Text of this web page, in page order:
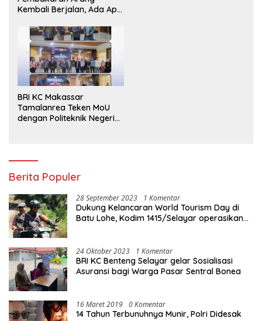
Kembali Berjalan, Ada Apa
Aturan?
BRI KC Makassar
Tamalanrea Teken MoU
dengan Politeknik Negeri
Berita Populer
28 September 2023 1 Komentar
Dukung Kelancaran World Tourism Day di
Batu Lohe, Kodim 1415/Selayar operasikan
24 Oktober 2023 1 Komentar
BRI KC Benteng Selayar gelar Sosialisasi
Asuransi bagi Warga Pasar Sentral Bonea
16 Maret 2019 0 Komentar
14 Tahun Terbunuhnya Munir, Polri Didesak